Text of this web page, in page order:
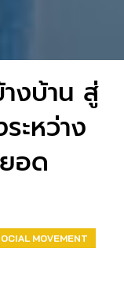
งบ้าน สู่
ะหว่าง
อด
MOVEMENT